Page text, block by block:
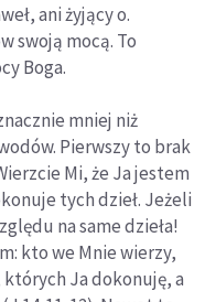
ani żyjący o.
swoją mocą. To
Boga.
mniej niż
Pierwszy to brak
Mi, że Ja jestem
tych dzieł. Jeżeli
na same dzieła!
kto we Mnie wierzy,
Ja dokonuję, a